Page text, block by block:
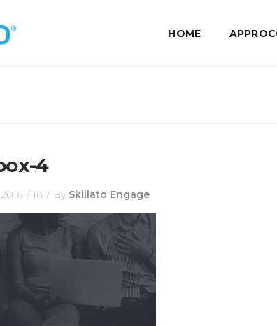
HOME
4
In By Skillato Engage